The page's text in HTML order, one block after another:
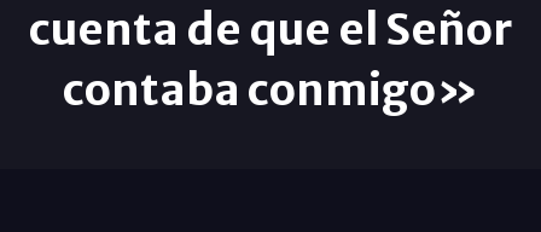
cuenta de que el Señor
contaba conmigo»